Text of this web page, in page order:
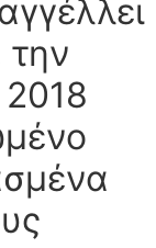
2018